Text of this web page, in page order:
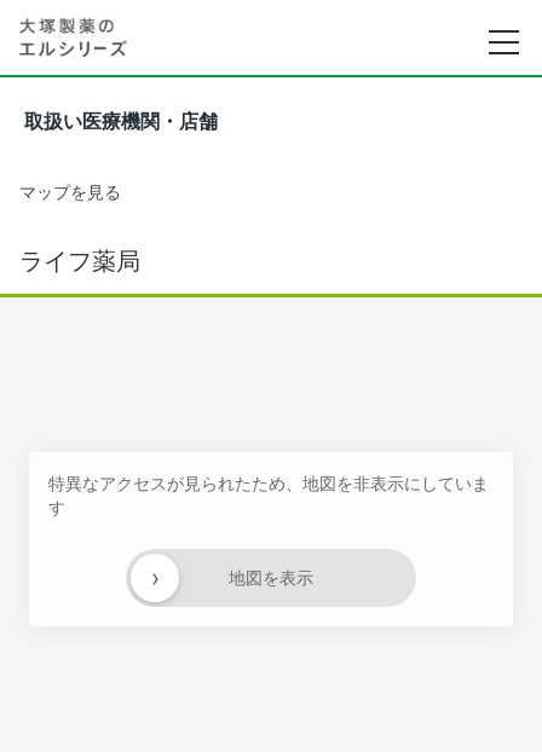
取扱い医療機関・店舗
マップを見る
ライフ薬局
特異なアクセスが見られたため、地図を非表示にしていま
す
地図を表示
›